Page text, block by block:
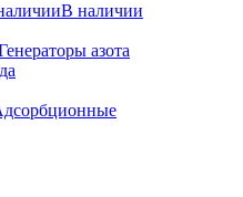
В наличии
азота